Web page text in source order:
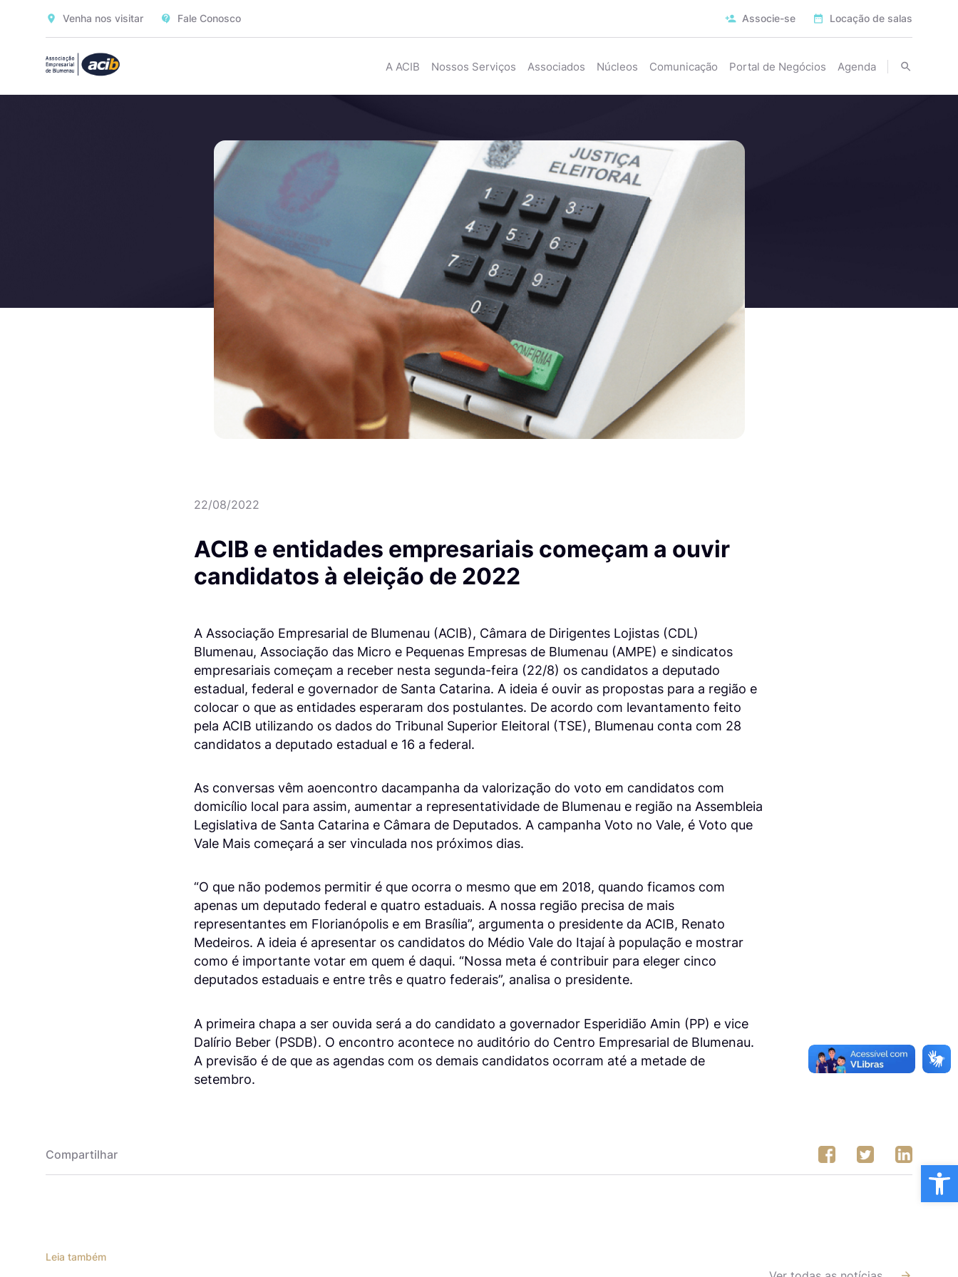
Venha nos visitar Fale Conosco Associe-se Locação de salas
A ACIB Nossos Serviços Associados Núcleos Comunicação Portal de Negócios Agenda
22/08/2022
ACIB e entidades empresariais começam a ouvir
candidatos à eleição de 2022
A Associação Empresarial de Blumenau (ACIB), Câmara de Dirigentes Lojistas (CDL)
Blumenau, Associação das Micro e Pequenas Empresas de Blumenau (AMPE) e sindicatos
empresariais começam a receber nesta segunda-feira (22/8) os candidatos a deputado
estadual, federal e governador de Santa Catarina. A ideia é ouvir as propostas para a região e
colocar o que as entidades esperaram dos postulantes. De acordo com levantamento feito
pela ACIB utilizando os dados do Tribunal Superior Eleitoral (TSE), Blumenau conta com 28
candidatos a deputado estadual e 16 a federal.
As conversas vêm aoencontro dacampanha da valorização do voto em candidatos com
domicílio local para assim, aumentar a representatividade de Blumenau e região na Assembleia
Legislativa de Santa Catarina e Câmara de Deputados. A campanha Voto no Vale, é Voto que
Vale Mais começará a ser vinculada nos próximos dias.
“O que não podemos permitir é que ocorra o mesmo que em 2018, quando ficamos com
apenas um deputado federal e quatro estaduais. A nossa região precisa de mais
representantes em Florianópolis e em Brasília”, argumenta o presidente da ACIB, Renato
Medeiros. A ideia é apresentar os candidatos do Médio Vale do Itajaí à população e mostrar
como é importante votar em quem é daqui. “Nossa meta é contribuir para eleger cinco
deputados estaduais e entre três e quatro federais”, analisa o presidente.
A primeira chapa a ser ouvida será a do candidato a governador Esperidião Amin (PP) e vice
Dalírio Beber (PSDB). O encontro acontece no auditório do Centro Empresarial de Blumenau.
A previsão é de que as agendas com os demais candidatos ocorram até a metade de
setembro.
Compartilhar
Leia também